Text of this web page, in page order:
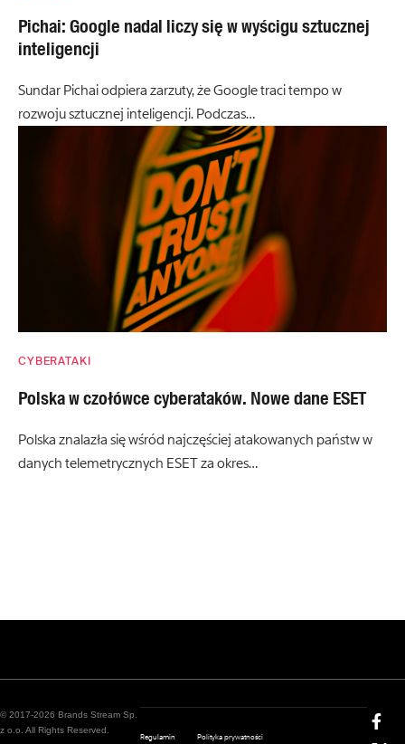
Pichai: Google nadal liczy się w wyścigu sztucznej
inteligencji
Sundar Pichai odpiera zarzuty, że Google traci tempo w
rozwoju sztucznej inteligencji. Podczas…
CYBERATAKI
Polska w czołówce cyberataków. Nowe dane ESET
Polska znalazła się wśród najczęściej atakowanych państw w
danych telemetrycznych ESET za okres…
© 2017-2026 Brands Stream Sp.
z o.o. All Rights Reserved.
Regulamin Polityka prywatności